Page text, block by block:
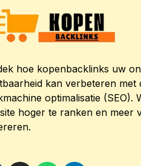
hoe kopenbacklinks uw
kan verbeteren met
optimalisatie (SEO).
hoger te ranken en meer